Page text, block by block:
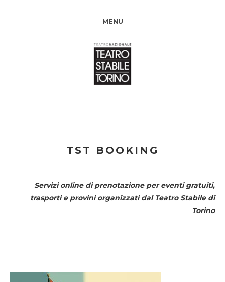
MENU
TST BOOKING
Servizi online di prenotazione per eventi gratuiti,
trasporti e provini organizzati dal Teatro Stabile di
Torino